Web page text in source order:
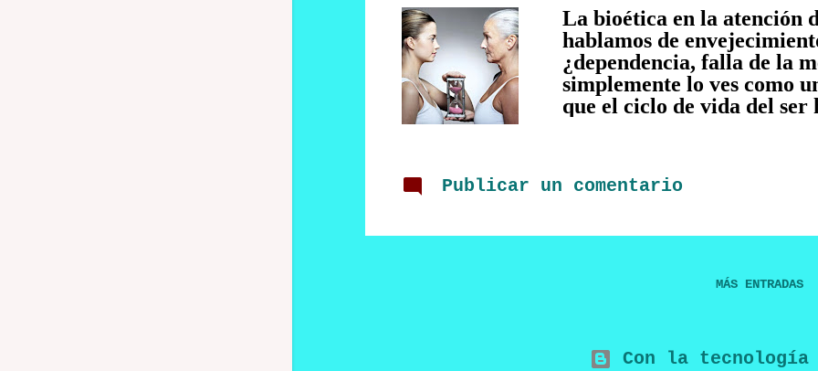
La bioética en la atención
hablamos de
¿dependencia, falla de la
simplemente lo ves como
que el ciclo de vida del ser
envejecimiento. En
es considerado un reto
correspondía a los adultos
(CONAPO), es te
derechos humanos
Publicar un comentario
MÁS ENTRADAS
Con la tecnología